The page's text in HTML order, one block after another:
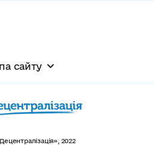
сайту
2022